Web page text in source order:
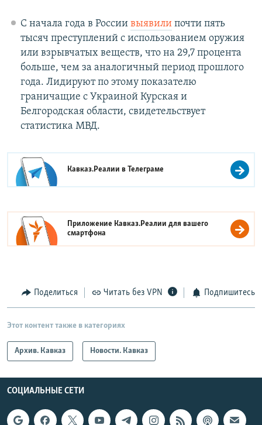
С начала года в России выявилипочти пять
тысяч преступлений с использованием оружия
или взрывчатых веществ, что на 29,7 процента
больше, чем за аналогичный период прошлого
года. Лидируют по этому показателю
граничащие с Украиной Курская и
Белгородская области, свидетельствует
статистика МВД.
Кавказ.Реалии вТелеграме
Приложение Кавказ.Реалии для вашего
смартфона
Поделиться Читать без VPN Подпишитесь
Этот контент также в категориях
Архив. Кавказ Новости. Кавказ
СОЦИАЛЬНЫЕ СЕТИ